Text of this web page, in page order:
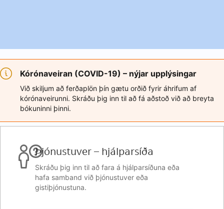
Kórónaveiran (COVID-19) – nýjar upplýsingar
Við skiljum að ferðaplön þín gætu orðið fyrir áhrifum af
kórónaveirunni. Skráðu þig inn til að fá aðstoð við að breyta
bókuninni þinni.
Þjónustuver – hjálparsíða
Skráðu þig inn til að fara á hjálparsíðuna eða
hafa samband við þjónustuver eða
gistiþjónustuna.